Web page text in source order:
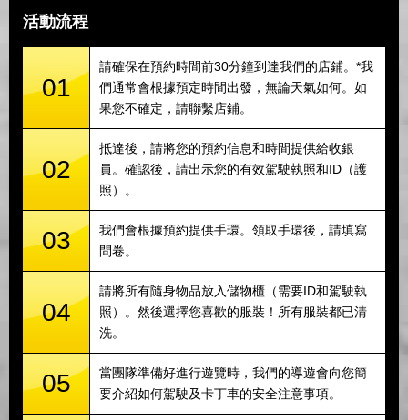
活動流程
01
請確保在預約時間前30分鐘到達我們的店鋪。*我
們通常會根據預定時間出發，無論天氣如何。如
果您不確定，請聯繫店鋪。
02
抵達後，請將您的預約信息和時間提供給收銀
員。確認後，請出示您的有效駕駛執照和ID（護
照）。
03
我們會根據預約提供手環。領取手環後，請填寫
問卷。
04
請將所有隨身物品放入儲物櫃（需要ID和駕駛執
照）。然後選擇您喜歡的服裝！所有服裝都已清
洗。
05
當團隊準備好進行遊覽時，我們的導遊會向您簡
要介紹如何駕駛及卡丁車的安全注意事項。